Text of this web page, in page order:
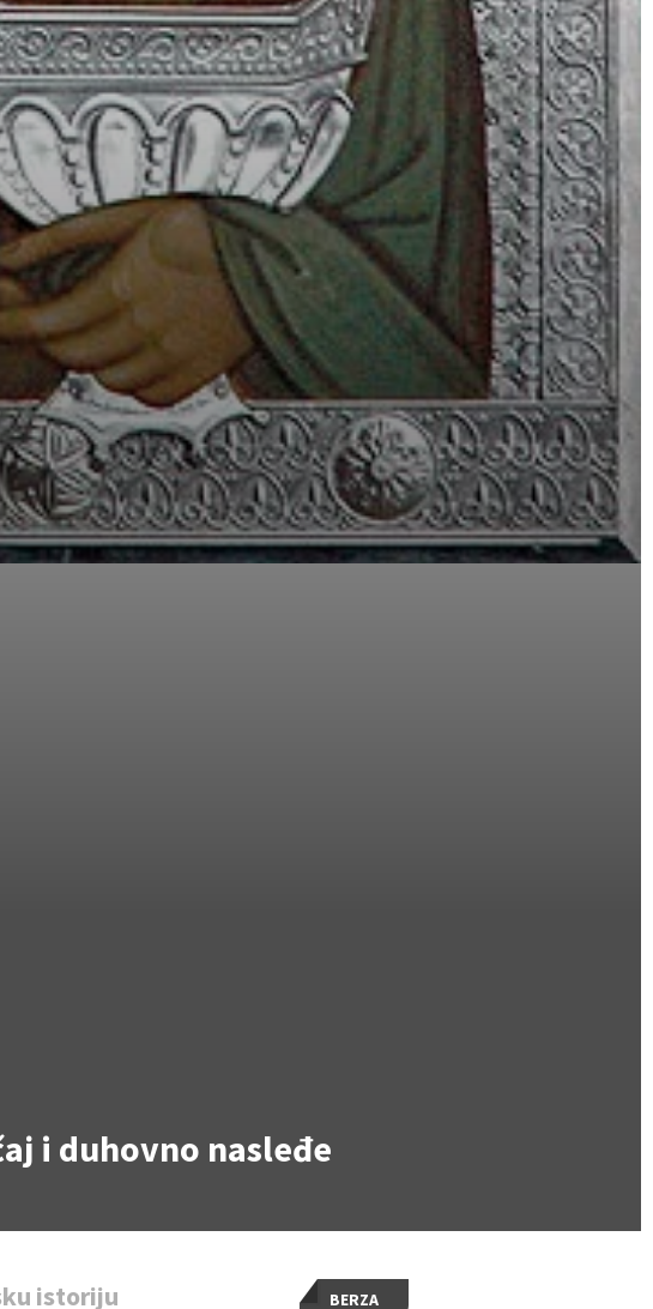
i duhovno nasleđe
istoriju BERZA